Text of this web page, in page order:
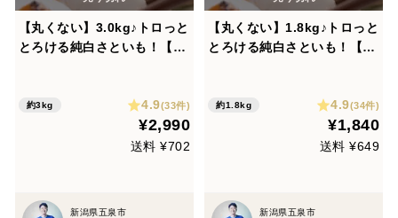
【丸くない】3.0kg♪トロっと
とろける純白さといも！【五
約3kg 4.9(33件)
¥2,990
送料 ¥702
新潟県五泉市
【丸くない】1.8kg♪トロっと
とろける純白さといも！【五
約1.8kg 4.9(34件)
¥1,840
送料 ¥649
新潟県五泉市